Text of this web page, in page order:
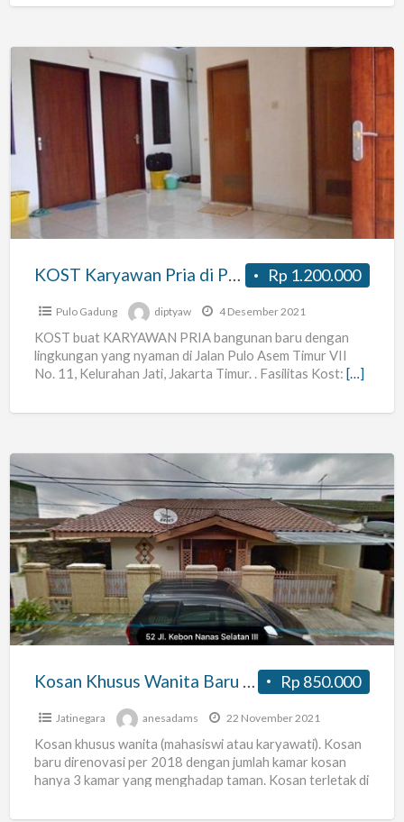
KOST
Karyawan
Pria
Pulo
Asem
Timur,
Timur
Rp 1.200.000
KOST Karyawan Pria di Pulo Asem Timur, Jakarta Timur
Pulo Gadung diptyaw 4 Desember 2021
KOST buat KARYAWAN PRIA bangunan baru dengan
lingkungan yang nyaman di Jalan Pulo Asem Timur VII
No. 11, Kelurahan Jati, Jakarta Timur. . Fasilitas Kost: […]
Kosan
Khusus
Wanita
Baru
Direnovasi
Daerah
Cawang-
Rp 850.000
Kosan Khusus Wanita Baru Direnovasi Daerah Cawang-Otista
Jatinegara anesadams 22 November 2021
Kosan khusus wanita (mahasiswi atau karyawati). Kosan
baru direnovasi per 2018 dengan jumlah kamar kosan
hanya 3 kamar yang menghadap taman. Kosan terletak di